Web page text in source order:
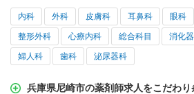
内科 外科 皮膚科 耳鼻科 眼科
整形外科 心療内科 総合科目 消化
婦人科 歯科 泌尿器科
兵庫県尼崎市の薬剤師求人をこだわり